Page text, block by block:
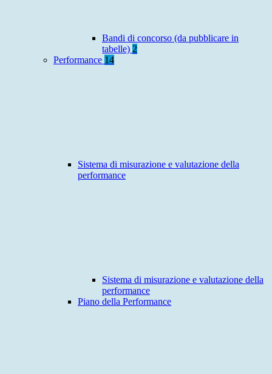
Bandi di concorso (da pubblicare in
tabelle) 2
Performance 14
Sistema di misurazione e valutazione della
performance
Sistema di misurazione e valutazione della
performance
Piano della Performance